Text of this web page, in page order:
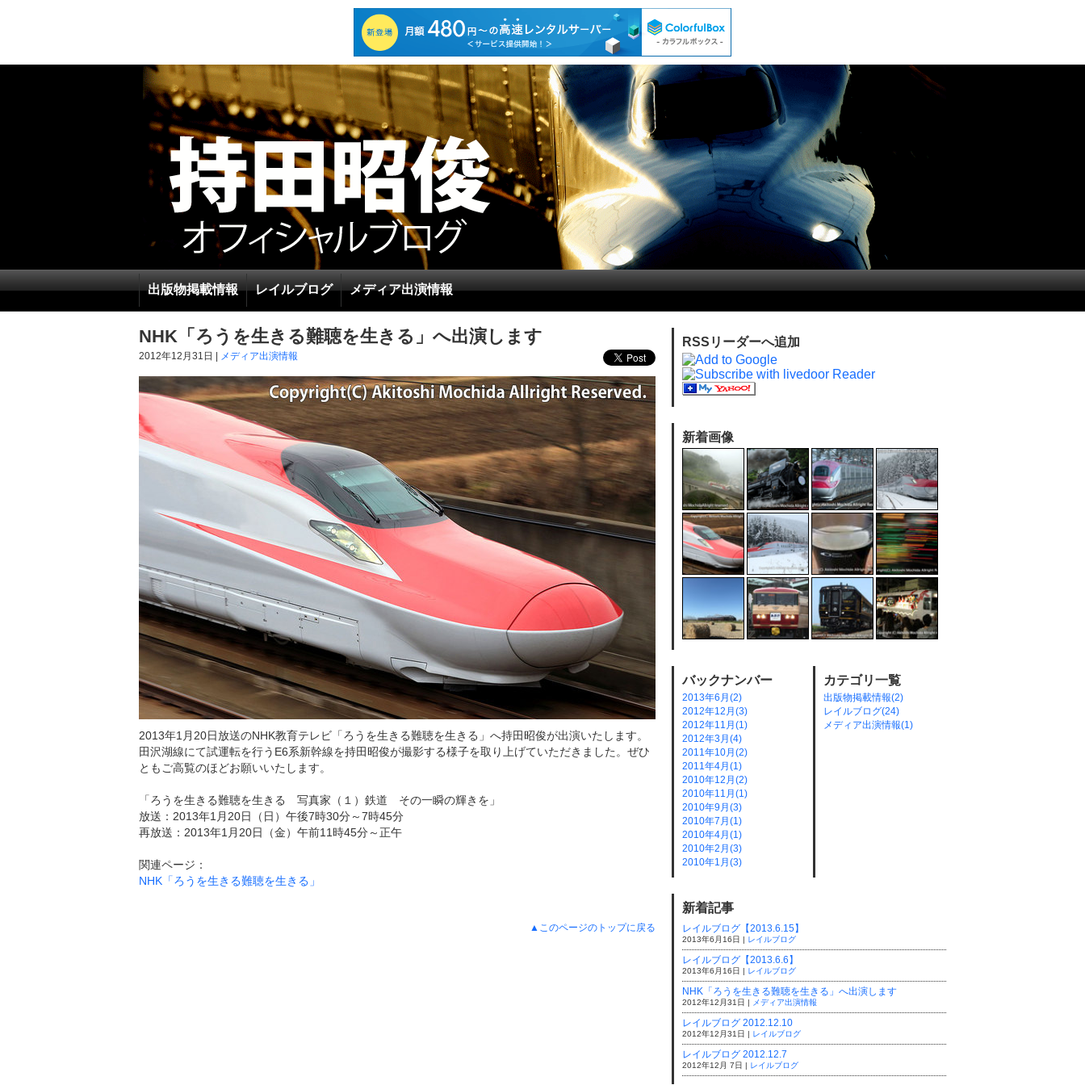
出版物掲載情報 レイルブログ メディア出演情報
NHK「ろうを生きる難聴を生きる」へ出演します
2012年12月31日 | メディア出演情報
2013年1月20日放送のNHK教育テレビ「ろうを生きる難聴を生きる」へ持田昭俊が出演いたします。
田沢湖線にて試運転を行うE6系新幹線を持田昭俊が撮影する様子を取り上げていただきました。ぜひ
ともご高覧のほどお願いいたします。
「ろうを生きる難聴を生きる 写真家（１）鉄道 その一瞬の輝きを」
放送：2013年1月20日（日）午後7時30分～7時45分
再放送：2013年1月20日（金）午前11時45分～正午
関連ページ：
NHK「ろうを生きる難聴を生きる」
▲このページのトップに戻る
RSSリーダーへ追加
新着画像
バックナンバー
2013年6月(2)
2012年12月(3)
2012年11月(1)
2012年3月(4)
2011年10月(2)
2011年4月(1)
2010年12月(2)
2010年11月(1)
2010年9月(3)
2010年7月(1)
2010年4月(1)
2010年2月(3)
2010年1月(3)
カテゴリ一覧
出版物掲載情報(2)
レイルブログ(24)
メディア出演情報(1)
新着記事
レイルブログ【2013.6.15】
2013年6月16日 | レイルブログ
レイルブログ【2013.6.6】
2013年6月16日 | レイルブログ
NHK「ろうを生きる難聴を生きる」へ出演します
2012年12月31日 | メディア出演情報
レイルブログ 2012.12.10
2012年12月31日 | レイルブログ
レイルブログ 2012.12.7
2012年12月 7日 | レイルブログ